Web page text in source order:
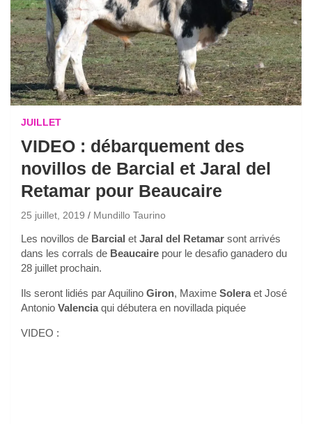
JUILLET
VIDEO : débarquement des
novillos de Barcial et Jaral del
Retamar pour Beaucaire
25 juillet, 2019 Mundillo Taurino
Les novillos de Barcial et Jaral del Retamar sont arrivés
dans les corrals de Beaucaire pour le desafio ganadero du
28 juillet prochain.
Ils seront lidiés par Aquilino Giron, Maxime Soleraet José
Antonio Valenciaqui débutera en novillada piquée
VIDEO :